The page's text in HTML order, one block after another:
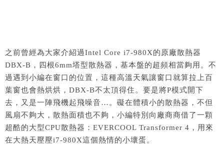
之前曾經為大家介紹過Intel Core i7-980X的原廠散熱器
DBX-B，四根6mm塔型散熱器，基本盤的超頻相當夠用。不
過遇到小編在窗口的位置，這種高溫天氣讓窗口就算拉上百
葉窗也會熱烘烘，DBX-B不太頂得住。要是將P模式開下
去，又是一陣飛機起飛噪音…。礙在體積小的散熱器，不但
風扇不夠大，散熱面積也不夠，小編特別向廠商商借了一顆
超酷的大型CPU散熱器：EVERCOOL Transformer 4，用來
在大熱天壓壓i7-980X這個熱情的小壞蛋。